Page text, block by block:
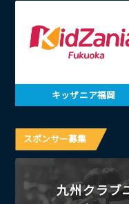
キッザニア福岡
スポンサー募集
九州クラブ